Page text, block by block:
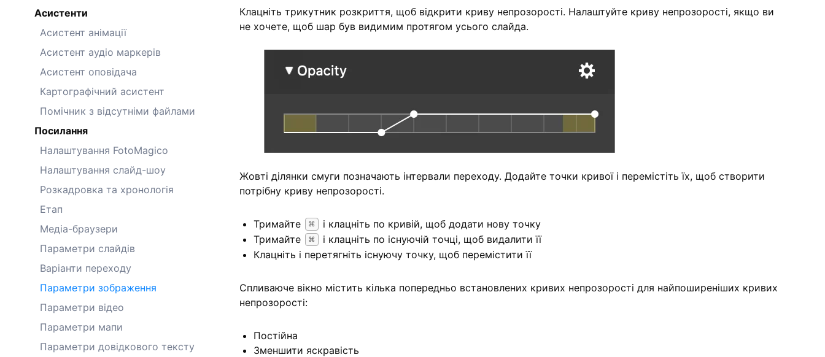
Асистенти
Асистент анімації
Асистент аудіо маркерів
Асистент оповідача
Картографічний асистент
Помічник з відсутніми файлами
Посилання
Налаштування FotoMagico
Налаштування слайд-шоу
Розкадровка та хронологія
Етап
Медіа-браузери
Параметри слайдів
Варіанти переходу
Параметри зображення
Параметри відео
Параметри мапи
Параметри довідкового тексту
Клацніть трикутник розкриття, щоб відкрити криву непрозорості. Налаштуйте криву непрозорості, якщо ви
не хочете, щоб шар був видимим протягом усього слайда.
Жовті ділянки смуги позначають інтервали переходу. Додайте точки кривої і перемістіть їх, щоб створити
потрібну криву непрозорості.
Тримайте ⌘
і клацніть по кривій, щоб додати нову точку
Тримайте
⌘
і клацніть по існуючій точці, щоб видалити її
Клацніть і перетягніть існуючу точку, щоб перемістити її
Спливаюче вікно містить кілька попередньо встановлених кривих непрозорості для найпоширеніших кривих
непрозорості:
Постійна
Зменшити яскравість